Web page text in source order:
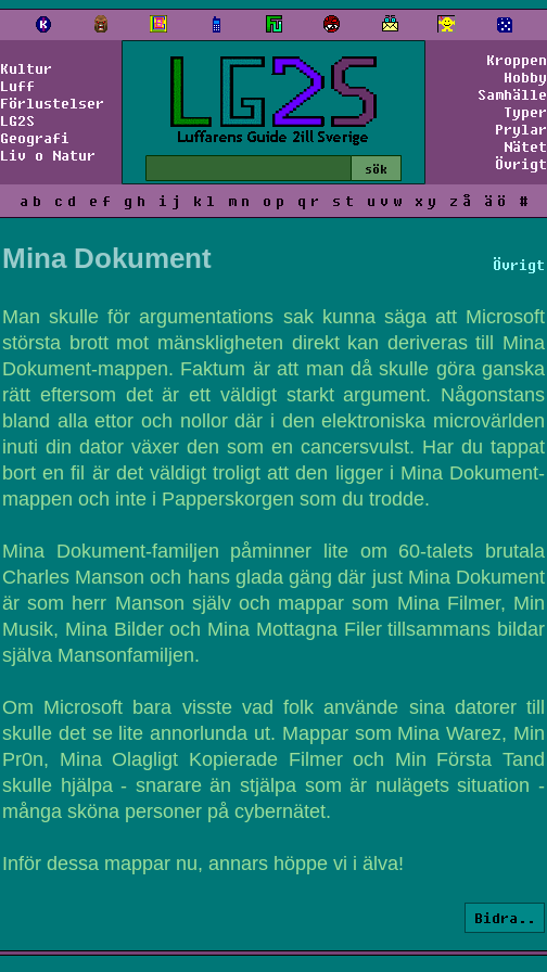
Kultur
Luff
Förlustelser
LG2S
Geografi
Liv o Natur
Kroppen
Hobby
Samhälle
Typer
Prylar
Nätet
Övrigt
a b c d e f g h i j k l m n o p q r s t u v w x y z å ä ö #
Övrigt
Mina Dokument
Man skulle för argumentations sak kunna säga att Microsoft
största brott mot mänskligheten direkt kan deriveras till Mina
Dokument-mappen. Faktum är att man då skulle göra ganska
rätt eftersom det är ett väldigt starkt argument. Någonstans
bland alla ettor och nollor där i den elektroniska microvärlden
inuti din dator växer den som en cancersvulst. Har du tappat
bort en fil är det väldigt troligt att den ligger i Mina Dokument-
mappen och inte i Papperskorgen som du trodde.
Mina Dokument-familjen påminner lite om 60-talets brutala
Charles Manson och hans glada gäng där just Mina Dokument
är som herr Manson själv och mappar som Mina Filmer, Min
Musik, Mina Bilder och Mina Mottagna Filer tillsammans bildar
själva Mansonfamiljen.
Om Microsoft bara visste vad folk använde sina datorer till
skulle det se lite annorlunda ut. Mappar som Mina Warez, Min
Pr0n, Mina Olagligt Kopierade Filmer och Min Första Tand
skulle hjälpa - snarare än stjälpa som är nulägets situation -
många sköna personer på cybernätet.
Inför dessa mappar nu, annars höppe vi i älva!
Bidra..